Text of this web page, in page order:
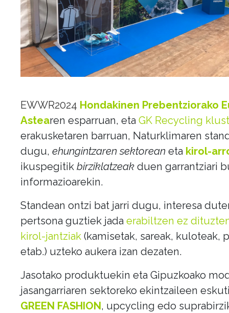
EWWR2024 Hondakinen Prebentziorako
Astearen esparruan, etaGK Recycling
erakusketaren barruan, Naturklimaren
dugu,ehungintzaren sektorean eta kirol-
ikuspegitikbirziklatzeak duen garrantziari
informazioarekin.
Standean ontzi bat jarri dugu, interesa
pertsona guztiek jadaerabiltzen ez
kirol-jantziak (kamisetak, sareak, kuloteak,
etab.) uzteko aukera izan dezaten.
Jasotako produktuekin eta Gipuzkoako
jasangarriaren sektoreko ekintzaileen
GREEN FASHION, upcycling edo